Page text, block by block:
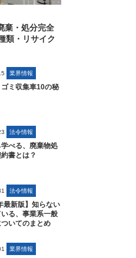
棄・処分完全
類・リサイク
業界情報
ミ収集車10の秘
法令情報
べる、廃棄物処
書とは？
法令情報
最新版】知らない
いる、事業系一般
いてのまとめ
業界情報